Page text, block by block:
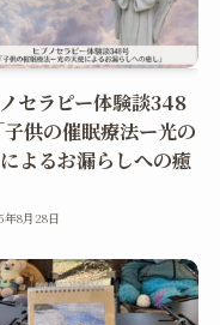
セラピー体験談348
供の催眠療法ー光の
よるお漏らしへの癒
年8月28日